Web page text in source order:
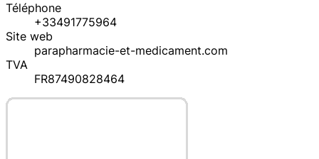
Téléphone
+33491775964
Site web
parapharmacie-et-medicament.com
TVA
FR87490828464